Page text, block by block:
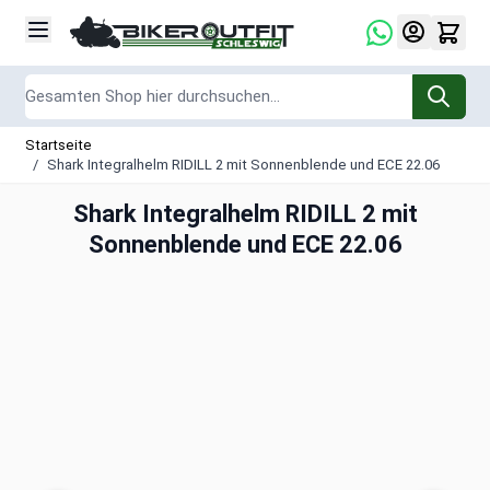
Startseite
/ Shark Integralhelm RIDILL 2 mit Sonnenblende und ECE 22.06
Shark Integralhelm RIDILL 2 mit
Sonnenblende und ECE 22.06